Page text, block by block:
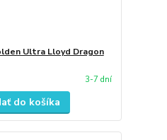
Ultra Lloyd Dragon
3-7 dní
do košíka